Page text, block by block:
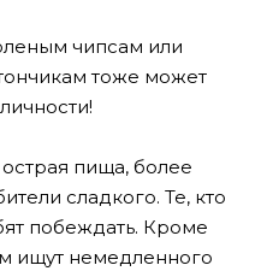
чипсам или
тоже может
пища, более
сладкого. Те, кто
побеждать. Кроме
ищут немедленного